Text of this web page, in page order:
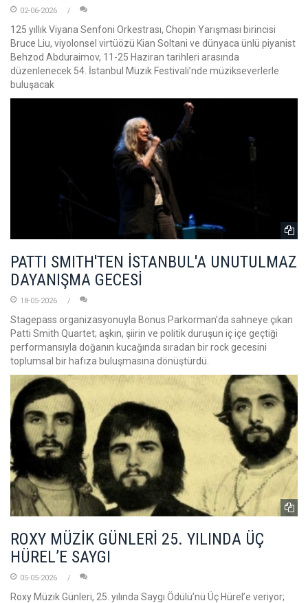
02-06-2026
125 yıllık Viyana Senfoni Orkestrası, Chopin Yarışması birincisi
Bruce Liu, viyolonsel virtüözü Kian Soltani ve dünyaca ünlü piyanist
Behzod Abduraimov, 11-25 Haziran tarihleri arasında
düzenlenecek 54. İstanbul Müzik Festivali’nde müzikseverlerle
buluşacak
PATTI SMITH'TEN İSTANBUL'A UNUTULMAZ
DAYANIŞMA GECESİ
18-05-2026
Stagepass organizasyonuyla Bonus Parkorman’da sahneye çıkan
Patti Smith Quartet; aşkın, şiirin ve politik duruşun iç içe geçtiği
performansıyla doğanın kucağında sıradan bir rock gecesini
toplumsal bir hafıza buluşmasına dönüştürdü.
ROXY MÜZİK GÜNLERİ 25. YILINDA ÜÇ
HÜREL’E SAYGI
05-05-2026
Roxy Müzik Günleri, 25. yılında Saygı Ödülü’nü Üç Hürel’e veriyor;